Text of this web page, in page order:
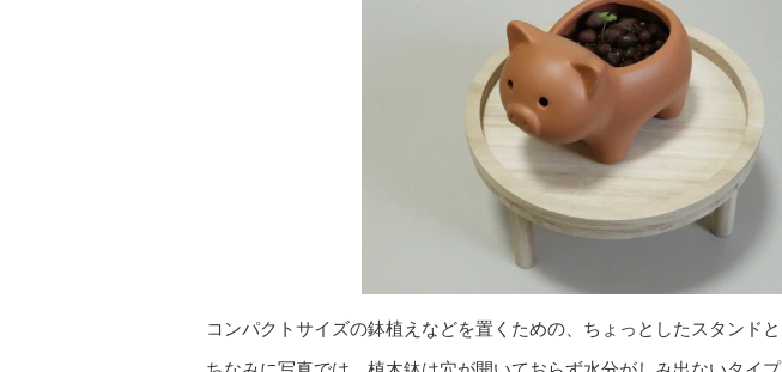
コンパクトサイズの鉢植えなどを置くための、ちょっとしたスタンドと